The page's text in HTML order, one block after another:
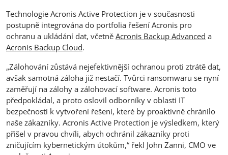
Technologie Acronis Active Protection je v současnosti
postupně integrována do portfolia řešení Acronis pro
ochranu a ukládání dat, včetně Acronis Backup Advanced a
Acronis Backup Cloud.
„Zálohování zůstává nejefektivnější ochranou proti ztrátě dat,
avšak samotná záloha již nestačí. Tvůrci ransomwaru se nyní
zaměřují na zálohy a zálohovací software. Acronis toto
předpokládal, a proto oslovil odborníky v oblasti IT
bezpečnosti k vytvoření řešení, které by proaktivně chránilo
naše zákazníky. Acronis Active Protection je výsledkem, který
přišel v pravou chvíli, abych ochránil zákazníky proti
zničujícím kybernetickým útokům,“ řekl John Zanni, CMO ve